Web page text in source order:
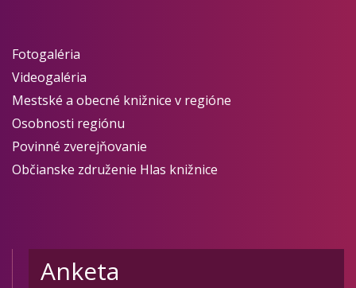
Fotogaléria
Videogaléria
Mestské a obecné knižnice v regióne
Osobnosti regiónu
Povinné zverejňovanie
Občianske združenie Hlas knižnice
Anketa